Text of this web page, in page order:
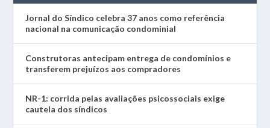
Jornal do Síndico celebra 37 anos como referência
nacional na comunicação condominial
Construtoras antecipam entrega de condomínios e
transferem prejuízos aos compradores
NR-1: corrida pelas avaliações psicossociais exige
cautela dos síndicos